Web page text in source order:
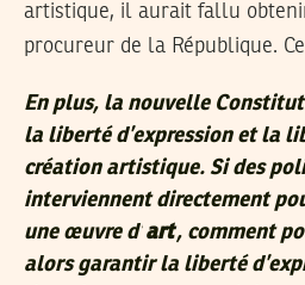
artistique, il aurait fallu
procureur de la République.
En plus, la nouvelle
la liberté d’expression et la
création artistique. Si des
interviennent directement
une œuvre d’art, comment
alors garantir la liberté